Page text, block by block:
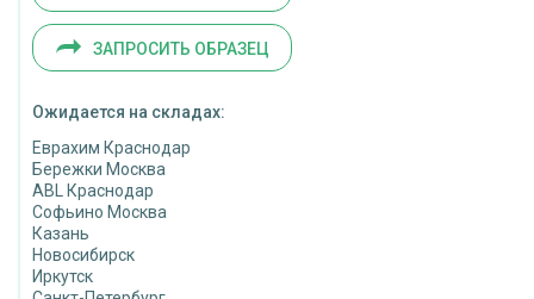
ЗАПРОСИТЬ ОБРАЗЕЦ
Ожидается на складах:
Еврахим Краснодар
Бережки Москва
ABL Краснодар
Софьино Москва
Казань
Новосибирск
Иркутск